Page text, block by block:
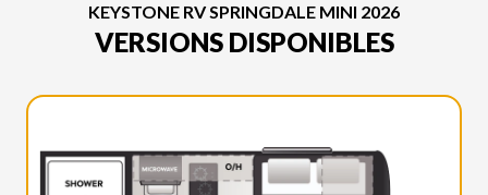
KEYSTONE RV SPRINGDALE MINI 2026
VERSIONS DISPONIBLES